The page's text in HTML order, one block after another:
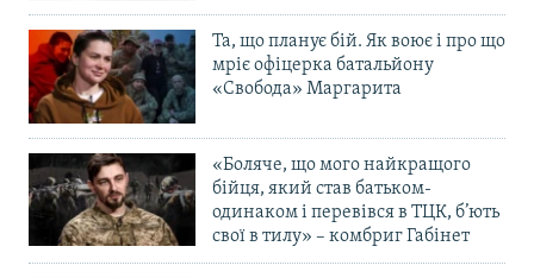
Та, що планує бій. Як воює і про що
мріє офіцерка батальйону
«Свобода» Маргарита
«Боляче, що мого найкращого
бійця, який став батьком-
одинаком і перевівся в ТЦК, б’ють
свої в тилу» – комбриг Габінет